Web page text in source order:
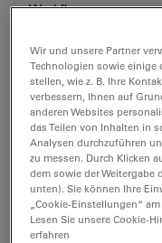
Workflow
Stand
Focus
Stage
Wir und unsere Partner
Technologien sowie einige
stellen, wie z. B. Ihre
verbessern, Ihnen auf
anderen Websites
das Teilen von Inhalten in
Analysen durchzuführen
zu messen. Durch Klicken
dem sowie der Weitergabe
unten). Sie können Ihre
„Cookie-Einstellungen“
Lesen Sie unsere Cookie-
erfahren